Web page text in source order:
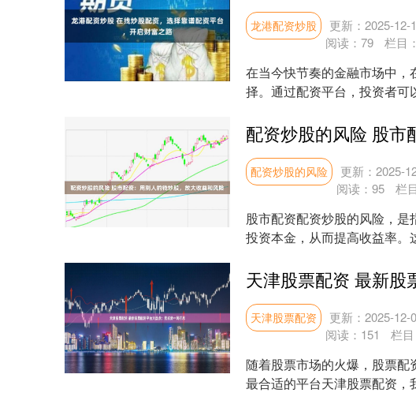
龙港配资炒股 更新：2025-12-
阅读： 79 栏目：
在当今快节奏的金融市场中
择。通过配资平台，投资者
配资炒股的风险 更新：2025-
阅读： 95 栏
股市配资配资炒股的风险，
投资本金，从而提高收益率。
天津股票配资 更新：2025-12-
阅读： 151 栏目
随着股票市场的火爆，股票
最合适的平台天津股票配资